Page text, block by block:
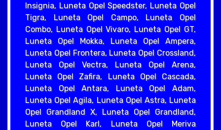
Insignia, Luneta Opel Speedster, Luneta Opel
Tigra, Luneta Opel Campo, Luneta Opel
Combo, Luneta Opel Vivaro, Luneta Opel GT,
Luneta Opel Mokka, Luneta Opel Ampera,
Luneta Opel Frontera, Luneta Opel Crossland,
Luneta Opel Vectra, Luneta Opel Arena,
Luneta Opel Zafira, Luneta Opel Cascada,
Luneta Opel Antara, Luneta Opel Adam,
Luneta Opel Agila, Luneta Opel Astra, Luneta
Opel Grandland X, Luneta Opel Grandland,
Luneta Opel Karl, Luneta Opel Meriva